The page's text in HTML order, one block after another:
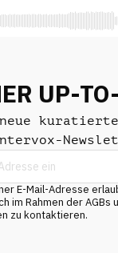
UP-
neue
E-Mail-Adresse
im Rahmen der AGBs
zu kontaktieren.